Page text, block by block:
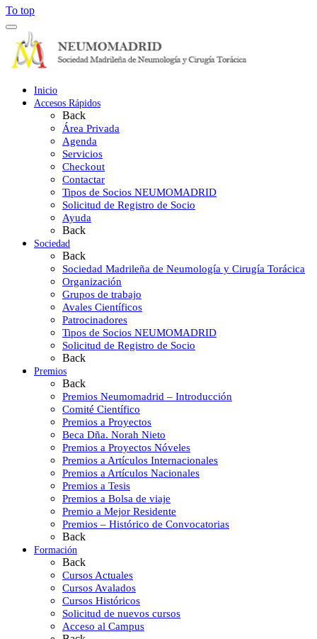
To top
Inicio
Accesos Rápidos
Back
Área Privada
Agenda
Servicios
Checkout
Contactar
Tipos de Socios NEUMOMADRID
Solicitud de Registro de Socio
Ayuda
Back
Sociedad
Back
Sociedad Madrileña de Neumología y Cirugía Torácica
Organización
Grupos de trabajo
Avales Científicos
Patrocinadores
Tipos de Socios NEUMOMADRID
Solicitud de Registro de Socio
Back
Premios
Back
Premios Neumomadrid – Introducción
Comité Científico
Premios a Proyectos
Beca Dña. Norah Nieto
Premios a Proyectos Nóveles
Premios a Artículos Internacionales
Premios a Artículos Nacionales
Premios a Tesis
Premios a Bolsa de viaje
Premio a Mejor Residente
Premios – Histórico de Convocatorias
Back
Formación
Back
Cursos Actuales
Cursos Avalados
Cursos Históricos
Solicitud de nuevos cursos
Acceso al Campus